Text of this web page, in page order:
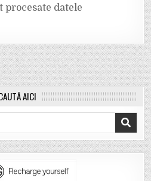
procesate datele
AICI